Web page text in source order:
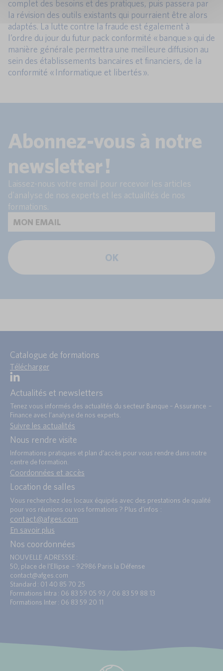
complet des besoins et des pratiques, puis passera par
la révision des outils existants qui pourraient être alors
adaptés. La lutte contre la fraude est également à
l’ordre du jour du futur pack conformité « banque » qui de
manière générale permettra une meilleure diffusion au
sein des établissements bancaires et financiers, de la
conformité « Informatique et libertés ».
Abonnez-vous à notre
newsletter !
Laissez-nous votre email pour recevoir les articles
d'analyse de nos experts et les actualités de nos
formations.
OK
Catalogue de formations
Télécharger
Actualités et newsletters
Tenez vous informés des actualités du secteur Banque – Assurance –
Finance avec l’analyse de nos experts.
Suivre les actualités
Nous rendre visite
Informations pratiques et plan d’accès pour vous rendre dans notre
centre de formation.
Coordonnées et accès
Location de salles
Vous recherchez des locaux équipés avec des prestations de qualité
pour vos réunions ou vos formations ? Plus d’infos :
contact@afges.com
En savoir plus
Nos coordonnées
NOUVELLE ADRESSSE :
50, place de l’Ellipse – 92986 Paris la Défense
contact@afges.com
Standard : 01 40 85 70 25
Formations Intra : 06 83 59 05 93 / 06 83 59 88 13
Formations Inter : 06 83 59 20 11